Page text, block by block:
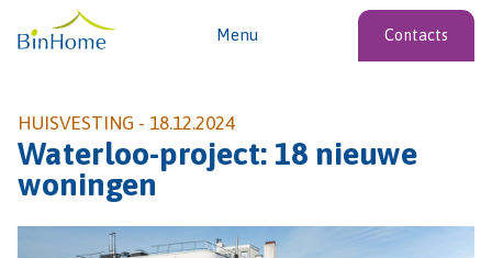
Menu Contacts
HUISVESTING - 18.12.2024
Waterloo-project: 18 nieuwe
woningen